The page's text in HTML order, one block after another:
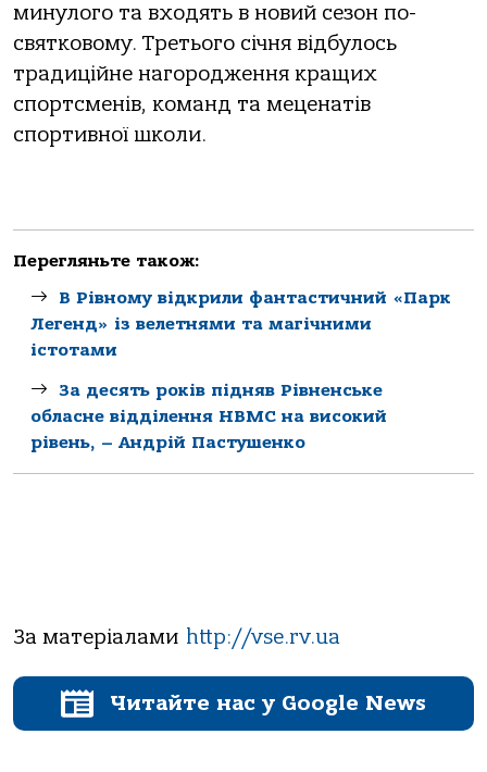
минулого та входять в новий сезон по-
святковому. Третього січня відбулось
традиційне нагородження кращих
спортсменів, команд та меценатів
спортивної школи.
Перегляньте також:
В Рівному відкрили фантастичний «Парк
Легенд» із велетнями та магічними
істотами
За десять років підняв Рівненське
обласне відділення НВМС на високий
рівень, – Андрій Пастушенко
За матеріалами http://vse.rv.ua
Читайте нас у Google News